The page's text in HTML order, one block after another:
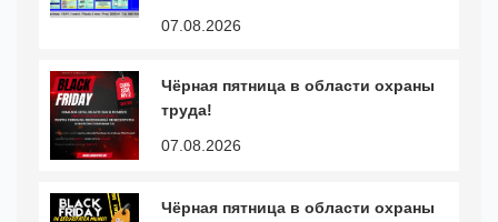
07.08.2026
Чёрная пятница в области охраны
труда!
07.08.2026
Чёрная пятница в области охраны